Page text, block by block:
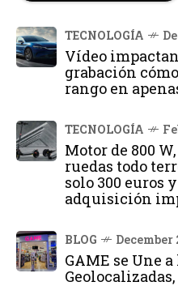
TECNOLOGÍA
Vídeo
grabación
rango en
TECNOLOGÍA
Motor de 800
ruedas todo
solo 300 euros
adquisición
BLOG December
GAME se Une